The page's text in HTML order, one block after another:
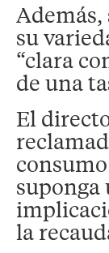
su
“clara
de una
El
la